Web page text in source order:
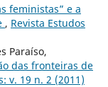
feministas” e a
, Revista Estudos
Paraíso,
das fronteiras de
v. 19 n. 2 (2011)